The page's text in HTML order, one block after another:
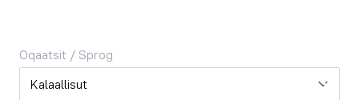
Oqaatsit / Sprog
Oqaatsit / Sprog